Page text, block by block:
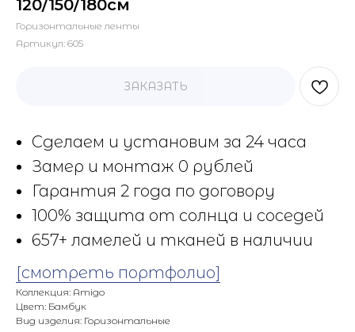
120/150/180см
Горизонтальные ленты
Артикул: 605
ЗАКАЗАТЬ
Сделаем и установим за 24 часа
Замер и монтаж 0 рублей
Гарантия 2 года по договору
100% защита от солнца и соседей
657+ ламелей и тканей в наличии
[смотреть портфолио]
Коллекция: Amigo
Цвет: Бамбук
Вид изделия: Горизонтальные